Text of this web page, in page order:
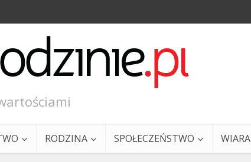
RODZINA SPOŁECZEŃSTWO WIARA